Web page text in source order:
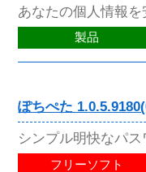
あなたの個人情報
製品
ぽちぺた
シンプル明快なパ
フリーソフト